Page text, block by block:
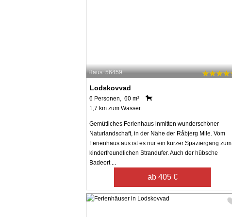
Haus: 56459
Lodskovvad
6 Personen, 60 m²
1,7 km zum Wasser.
Gemütliches Ferienhaus inmitten wunderschöner
Naturlandschaft, in der Nähe der Råbjerg Mile. Vom
Ferienhaus aus ist es nur ein kurzer Spaziergang zum
kinderfreundlichen Strandufer. Auch der hübsche
Badeort ...
ab 405 €